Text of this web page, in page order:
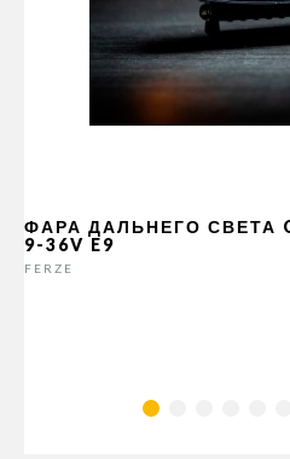
ФАРА ДАЛЬНЕГО СВЕТА
9-36V E9
FERZE